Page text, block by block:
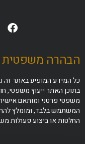
הבהרה משפטית
כל המידע המופיע באתר זה
בתוכן האתר ייעוץ משפטי,
משפטי פרטני ומותאם
המשתמש בלבד, ומומלץ
החלטות או ביצוע פעולות